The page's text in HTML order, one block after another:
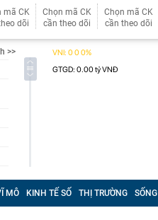
mã CK
dõi
Chọn mã CK
cần theo dõi
Chọn mã CK
cần theo dõi
>>
MÔ KINH TẾ SỐ THỊ TRƯỜNG SỐNG